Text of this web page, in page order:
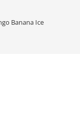
Banana Ice